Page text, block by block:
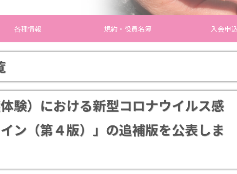
各種情報 規約・役員名簿 入会申
体験）における新型コロナウイルス感
ン（第４版）」の追補版を公表しま